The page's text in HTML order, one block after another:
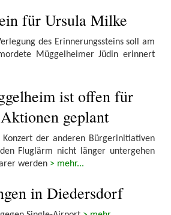
für Ursula Milke
des Erinnerungssteins soll am
Müggelheimer Jüdin erinnert
ist offen für
geplant
der anderen Bürgerinitiativen
Fluglärm nicht länger untergehen
werden > mehr...
in Diedersdorf